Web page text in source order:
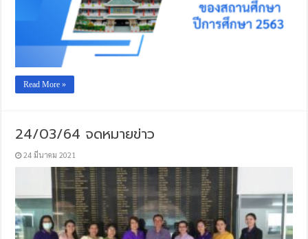
Read More »
24/03/64 จดหมายข่าว
24 มีนาคม 2021